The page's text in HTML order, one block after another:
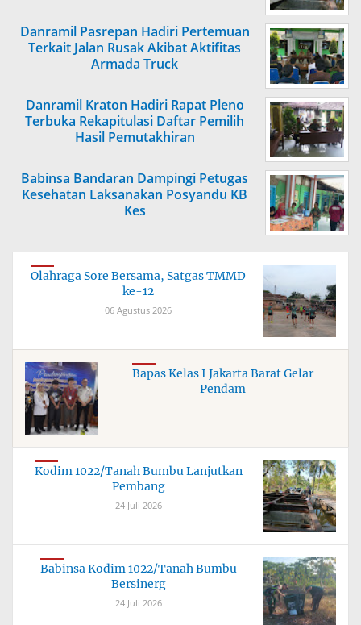
Danramil Pasrepan Hadiri Pertemuan
Terkait Jalan Rusak Akibat Aktifitas
Armada Truck
Danramil Kraton Hadiri Rapat Pleno
Terbuka Rekapitulasi Daftar Pemilih
Hasil Pemutakhiran
Babinsa Bandaran Dampingi Petugas
Kesehatan Laksanakan Posyandu KB
Kes
Olahraga Sore Bersama, Satgas TMMD
ke-12
06 Agustus 2026
Bapas Kelas I Jakarta Barat Gelar
Pendam
Kodim 1022/Tanah Bumbu Lanjutkan
Pembang
24 Juli 2026
Babinsa Kodim 1022/Tanah Bumbu
Bersinerg
24 Juli 2026